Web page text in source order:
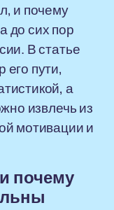
и почему
до сих пор
В статье
пути,
а
извлечь из
мотивации и
почему